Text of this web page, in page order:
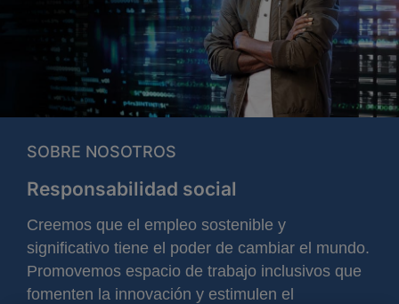
SOBRE NOSOTROS
Responsabilidad social
Creemos que el empleo sostenible y
significativo tiene el poder de cambiar el mundo.
Promovemos espacio de trabajo inclusivos que
fomenten la innovación y estimulen el